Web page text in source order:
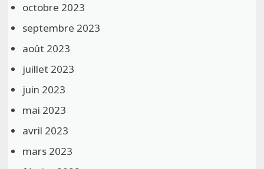
octobre 2023
septembre 2023
août 2023
juillet 2023
juin 2023
mai 2023
avril 2023
mars 2023